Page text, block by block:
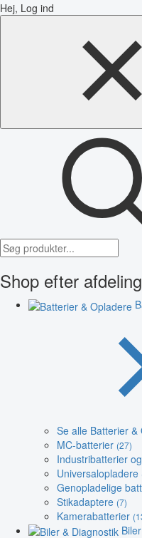
Hej, Log ind
Shop efter afdeling
Se alle Batterier &
MC-batterier (27)
Industribatterier
Universalopladere
Genopladelige
Stikadaptere (7)
Kamerabatterier